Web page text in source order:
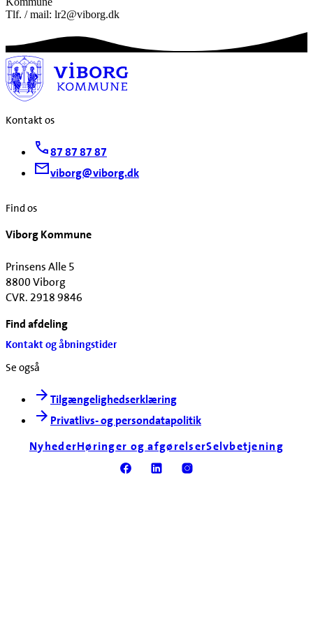
Tlf. / mail: lr2@viborg.dk
Kontakt os
87 87 87 87
viborg@viborg.dk
Find os
Viborg Kommune
Prinsens Alle 5
8800 Viborg
CVR. 2918 9846
Find afdeling
Kontakt og åbningstider
Se også
Tilgængelighedserklæring
Privatlivs- og persondatapolitik
NyhederHøringer og afgørelserSelvbetjening